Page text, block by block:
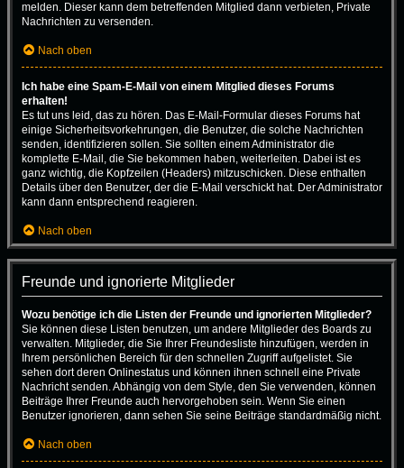
melden. Dieser kann dem betreffenden Mitglied dann verbieten, Private
Nachrichten zu versenden.
Nach oben
Ich habe eine Spam-E-Mail von einem Mitglied dieses Forums
erhalten!
Es tut uns leid, das zu hören. Das E-Mail-Formular dieses Forums hat
einige Sicherheitsvorkehrungen, die Benutzer, die solche Nachrichten
senden, identifizieren sollen. Sie sollten einem Administrator die
komplette E-Mail, die Sie bekommen haben, weiterleiten. Dabei ist es
ganz wichtig, die Kopfzeilen (Headers) mitzuschicken. Diese enthalten
Details über den Benutzer, der die E-Mail verschickt hat. Der Administrator
kann dann entsprechend reagieren.
Nach oben
Freunde und ignorierte Mitglieder
Wozu benötige ich die Listen der Freunde und ignorierten Mitglieder?
Sie können diese Listen benutzen, um andere Mitglieder des Boards zu
verwalten. Mitglieder, die Sie Ihrer Freundesliste hinzufügen, werden in
Ihrem persönlichen Bereich für den schnellen Zugriff aufgelistet. Sie
sehen dort deren Onlinestatus und können ihnen schnell eine Private
Nachricht senden. Abhängig von dem Style, den Sie verwenden, können
Beiträge Ihrer Freunde auch hervorgehoben sein. Wenn Sie einen
Benutzer ignorieren, dann sehen Sie seine Beiträge standardmäßig nicht.
Nach oben